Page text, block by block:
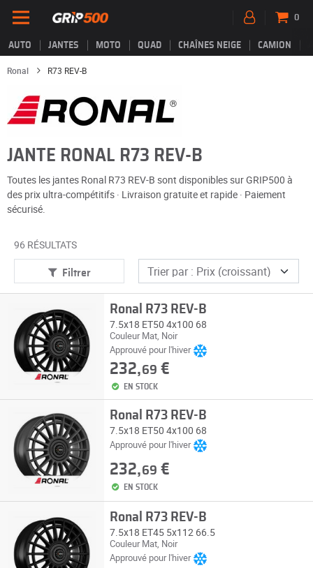
AUTO JANTES MOTO QUAD CHAÎNES NEIGE CAMION
0
Ronal R73 REV-B
JANTE RONAL R73 REV-B
Toutes les jantes Ronal R73 REV-B sont disponibles sur GRIP500 à
des prix ultra-compétitifs · Livraison gratuite et rapide · Paiement
sécurisé.
96 RÉSULTATS
Filtrer
Ronal R73 REV-B
7.5x18 ET50 4x100 68
Couleur Mat, Noir
Approuvé pour l'hiver
232,69 €
EN STOCK
Ronal R73 REV-B
7.5x18 ET50 4x100 68
Approuvé pour l'hiver
232,69 €
EN STOCK
Ronal R73 REV-B
7.5x18 ET45 5x112 66.5
Couleur Mat, Noir
Approuvé pour l'hiver